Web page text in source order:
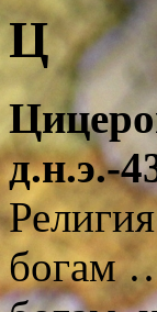
Ц
д.н.э.-
богам